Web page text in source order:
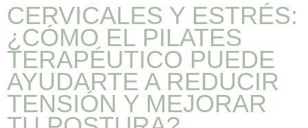
CERVICALES Y ESTRÉS:
¿CÓMO EL PILATES
TERAPÉUTICO PUEDE
AYUDARTE A REDUCIR
TENSIÓN Y MEJORAR